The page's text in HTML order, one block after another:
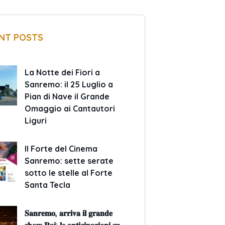
POSTS
La Notte dei Fiori a
Sanremo: il 25 Luglio a
Pian di Nave il Grande
Omaggio ai Cantautori
Liguri
Il Forte del Cinema
Sanremo: sette serate
sotto le stelle al Forte
Santa Tecla
𝐒𝐚𝐧𝐫𝐞𝐦𝐨, 𝐚𝐫𝐫𝐢𝐯𝐚 𝐢𝐥 𝐠𝐫𝐚𝐧𝐝𝐞